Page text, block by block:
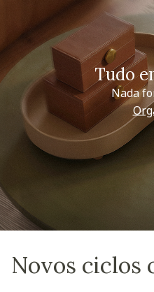
Tudo
Nada
Novos ciclos